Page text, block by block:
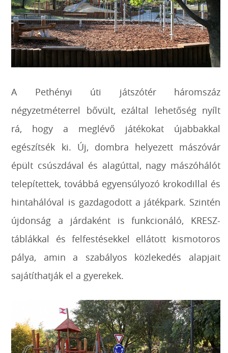
A Pethényi úti játszótér háromszáz
négyzetméterrel bővült, ezáltal lehetőség nyílt
rá, hogy a meglévő játékokat újabbakkal
egészítsék ki. Új, dombra helyezett mászóvár
épült csúszdával és alagúttal, nagy mászóhálót
telepítettek, továbbá egyensúlyozó krokodillal és
hintahálóval is gazdagodott a játékpark. Szintén
újdonság a járdaként is funkcionáló, KRESZ-
táblákkal és felfestésekkel ellátott kismotoros
pálya, amin a szabályos közlekedés alapjait
sajátíthatják el a gyerekek.